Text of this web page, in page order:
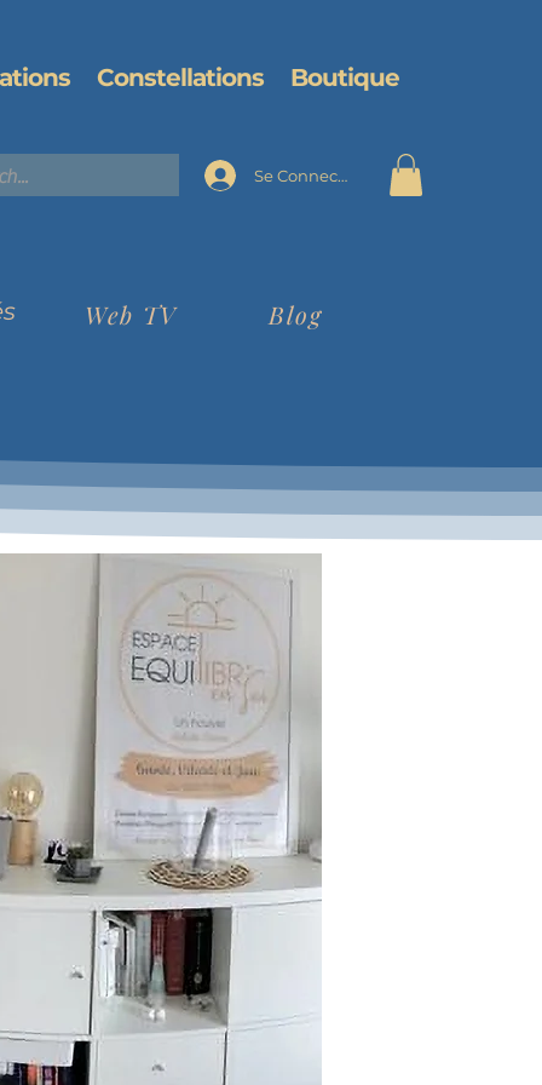
Constellations Boutique
Se Connecter
Web TV Blog